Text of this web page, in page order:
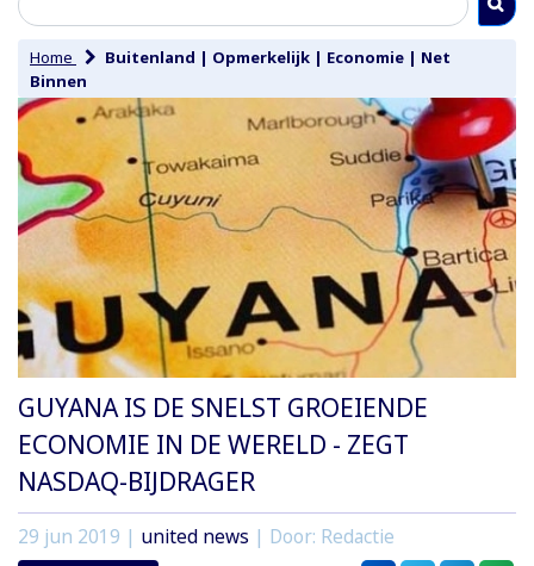
Home Buitenland | Opmerkelijk | Economie | Net
Binnen
GUYANA IS DE SNELST GROEIENDE
ECONOMIE IN DE WERELD - ZEGT
NASDAQ-BIJDRAGER
29 jun 2019 | united news | Door: Redactie